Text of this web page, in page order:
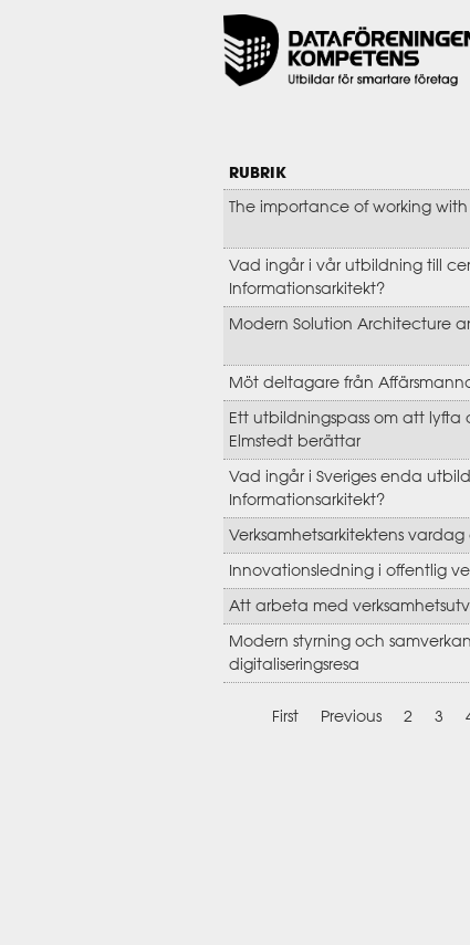
RUBRIK
The importance of working
Vad ingår i vår utbildning till
Informationsarkitekt?
Modern Solution Architecture
Möt deltagare från
Ett utbildningspass om att lyfta
Elmstedt berättar
Vad ingår i Sveriges enda
Informationsarkitekt?
Verksamhetsarkitektens
Innovationsledning i offentlig
Att arbeta med
Modern styrning och
digitaliseringsresa
First Previous 2 3